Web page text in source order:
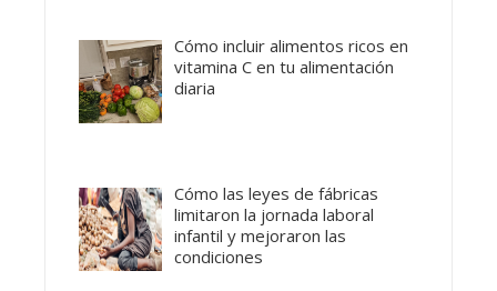
Cómo incluir alimentos ricos en
vitamina C en tu alimentación
diaria
Cómo las leyes de fábricas
limitaron la jornada laboral
infantil y mejoraron las
condiciones